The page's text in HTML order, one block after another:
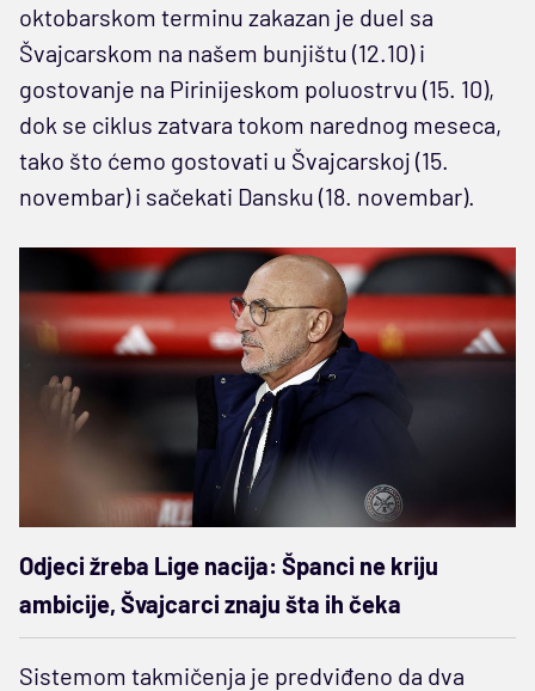
oktobarskom terminu zakazan je duel sa
Švajcarskom na našem bunjištu (12.10) i
gostovanje na Pirinijeskom poluostrvu (15. 10),
dok se ciklus zatvara tokom narednog meseca,
tako što ćemo gostovati u Švajcarskoj (15.
novembar) i sačekati Dansku (18. novembar).
Odjeci žreba Lige nacija: Španci ne kriju
ambicije, Švajcarci znaju šta ih čeka
Sistemom takmičenja je predviđeno da dva